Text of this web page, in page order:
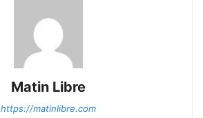
Matin Libre
https://matinlibre.com